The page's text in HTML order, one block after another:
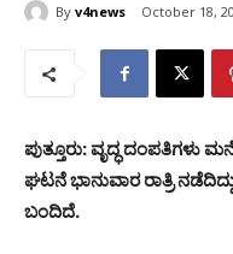
By v4news October 18,
ಪುತ್ತೂರು: ವೃದ್ಧ ದಂಪತಿಗಳು
ಘಟನೆ ಭಾನುವಾರ ರಾತ್ರಿ
ಬಂದಿದೆ.